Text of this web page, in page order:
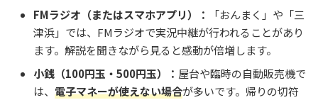
FMラジオ（またはスマホアプリ）：
「おんまく」や「三
津浜」では、FMラジオで実況中継が行われることがあり
ます。解説を聞きながら見ると感動が倍増します。
小銭（100円玉・500円玉）： 屋台や臨時の自動販売機で
は、 電子マネーが使えない場合が多いです。帰りの切符